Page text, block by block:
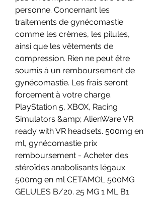
personne. Concernant les
traitements de gynécomastie
comme les crèmes, les pilules,
ainsi que les vêtements de
compression. Rien ne peut être
soumis à un remboursement de
gynécomastie. Les frais seront
forcement à votre charge.
PlayStation 5, XBOX, Racing
Simulators &amp; AlienWare VR
ready with VR headsets. 500mg en
ml, gynécomastie prix
remboursement - Acheter des
stéroïdes anabolisants légaux
500mg en ml CETAMOL 500MG
GELULES B/20. 25 MG 1 ML B1